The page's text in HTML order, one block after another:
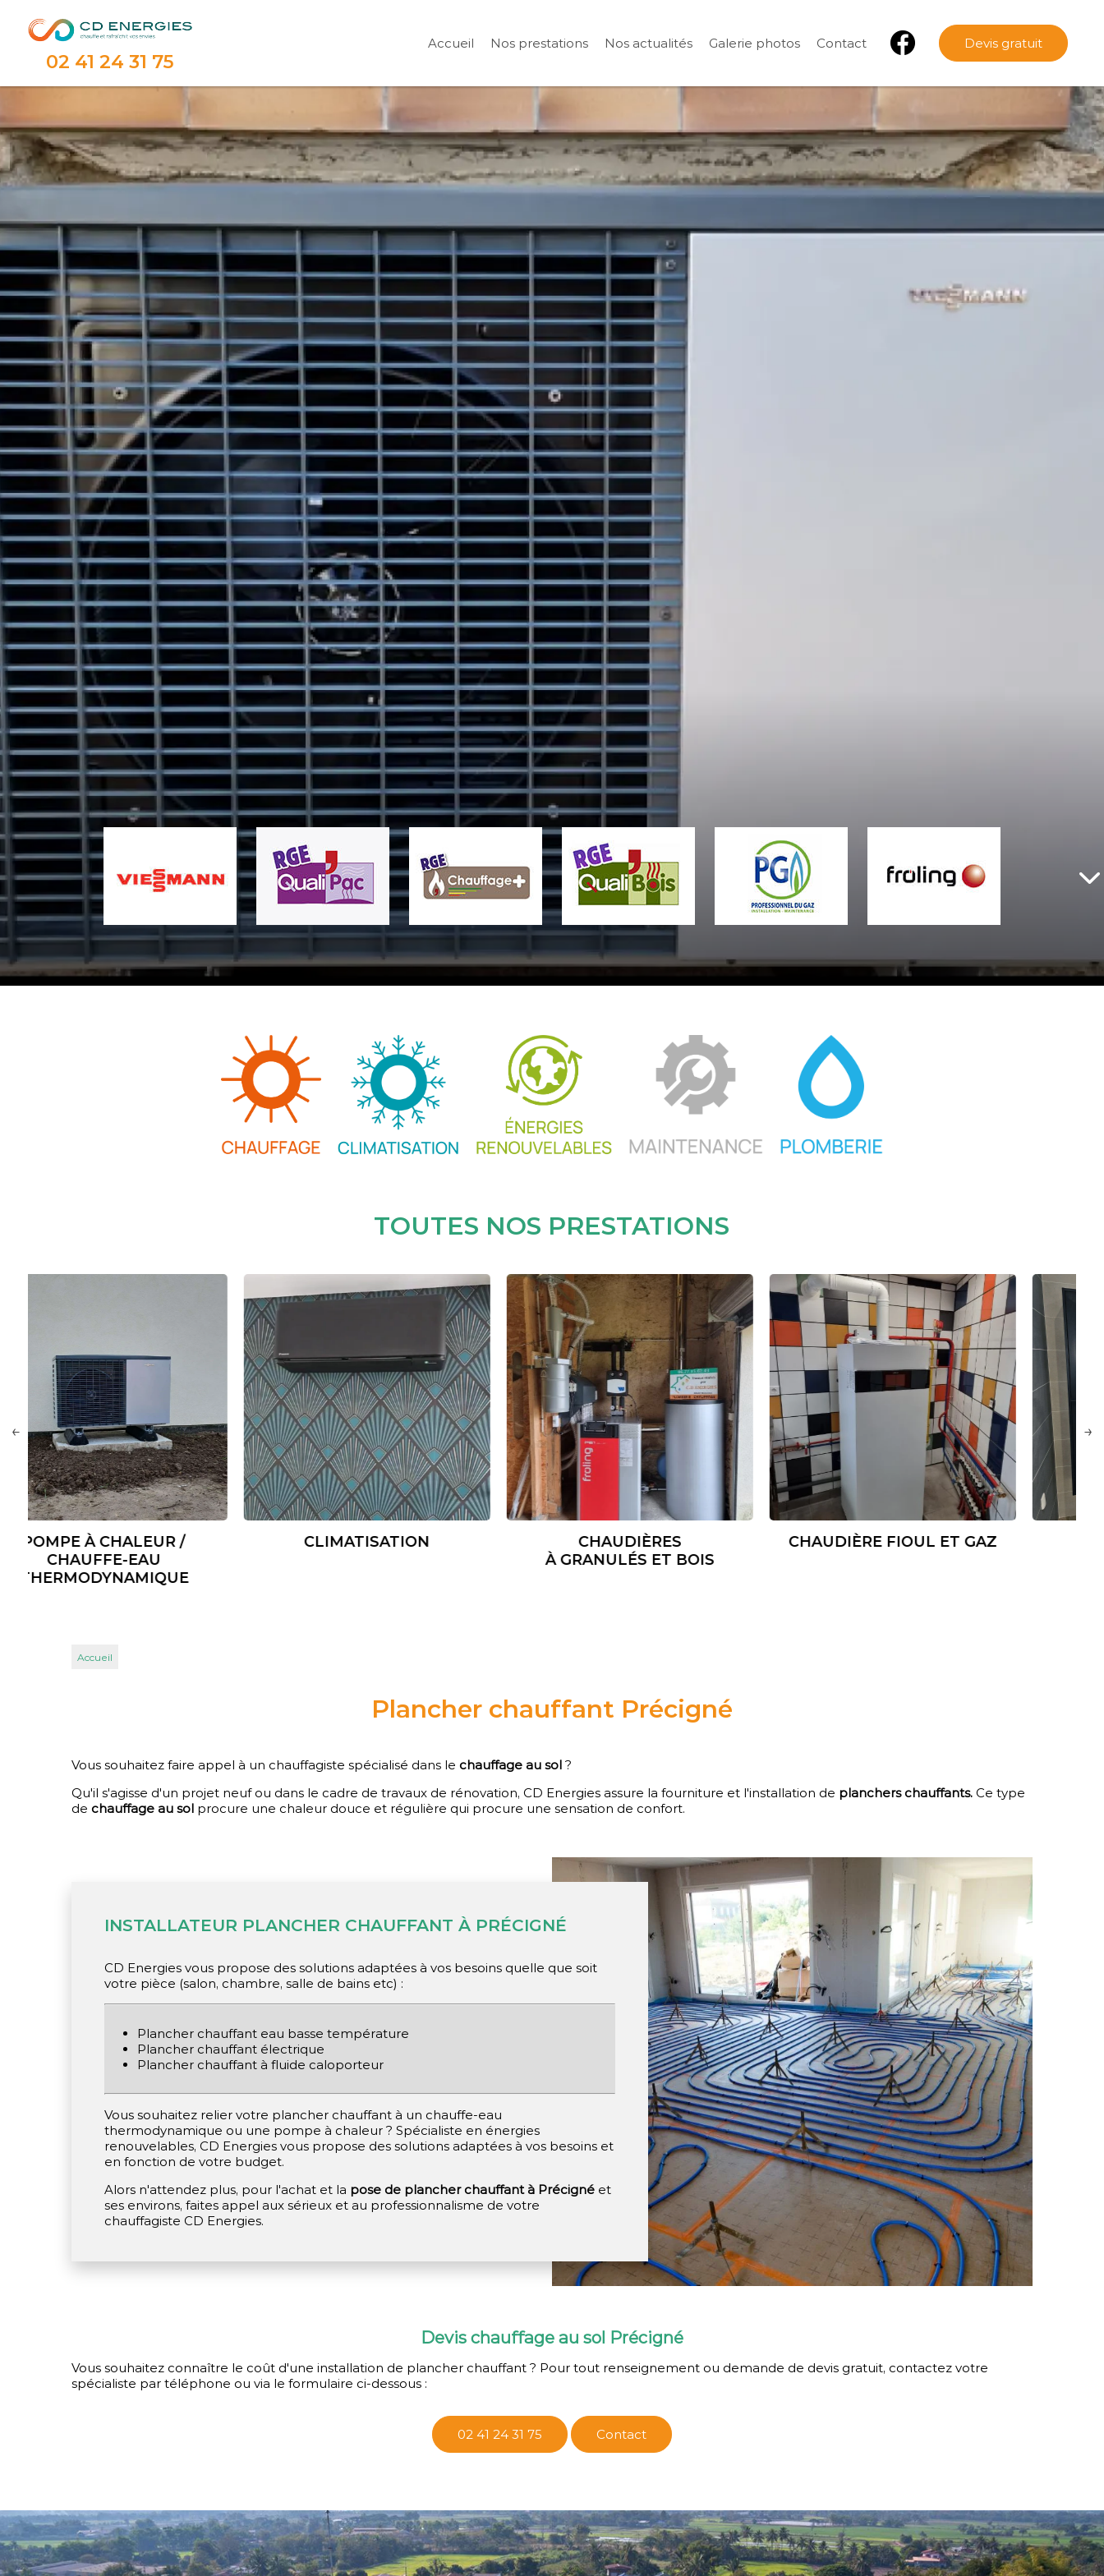
02 41 24 31 75
Accueil Nos prestations Nos actualités Galerie photos Contact Devis gratuit
TOUTES NOS PRESTATIONS
CHAUDIÈRES
À GRANULÉS ET BOIS
CHAUDIÈRE FIOUL ET GAZ PLOMBERIE
POMPE À CHALEUR /
Accueil
Plancher chauffant Précigné
Vous souhaitez faire appel à un chauffagiste spécialisé dans le chauffage au sol ?
Qu'il s'agisse d'un projet neuf ou dans le cadre de travaux de rénovation, CD Energies assure la fourniture et l'installation de planchers chauffants. Ce type
de chauffage au sol procure une chaleur douce et régulière qui procure une sensation de confort.
INSTALLATEUR PLANCHER CHAUFFANT À PRÉCIGNÉ
CD Energies vous propose des solutions adaptées à vos besoins quelle que soit
votre pièce (salon, chambre, salle de bains etc) :
Plancher chauffant eau basse température
Plancher chauffant électrique
Plancher chauffant à fluide caloporteur
Vous souhaitez relier votre plancher chauffant à un chauffe-eau
thermodynamique ou une pompe à chaleur ? Spécialiste en énergies
renouvelables, CD Energies vous propose des solutions adaptées à vos besoins et
en fonction de votre budget.
Alors n'attendez plus, pour l'achat et la pose de plancher chauffant à Précigné et
ses environs, faites appel aux sérieux et au professionnalisme de votre
chauffagiste CD Energies.
Devis chauffage au sol Précigné
Vous souhaitez connaître le coût d'une installation de plancher chauffant ? Pour tout renseignement ou demande de devis gratuit, contactez votre
spécialiste par téléphone ou via le formulaire ci-dessous :
02 41 24 31 75 Contact